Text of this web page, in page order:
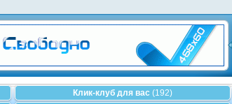
Клик-клуб для вас (192)